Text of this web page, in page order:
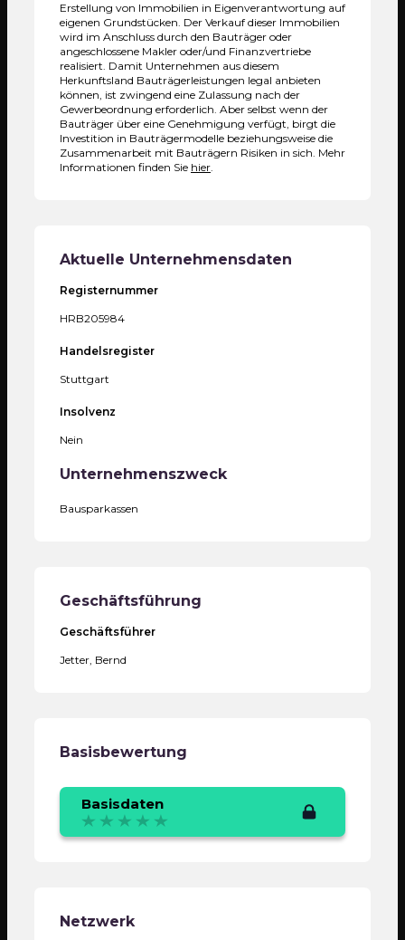
Erstellung von Immobilien in Eigenverantwortung auf
eigenen Grundstücken. Der Verkauf dieser Immobilien
wird im Anschluss durch den Bauträger oder
angeschlossene Makler oder/und Finanzvertriebe
realisiert. Damit Unternehmen aus diesem
Herkunftsland Bauträgerleistungen legal anbieten
können, ist zwingend eine Zulassung nach der
Gewerbeordnung erforderlich. Aber selbst wenn der
Bauträger über eine Genehmigung verfügt, birgt die
Investition in Bauträgermodelle beziehungsweise die
Zusammenarbeit mit Bauträgern Risiken in sich. Mehr
Informationen finden Sie hier
Aktuelle Unternehmensdaten
Registernummer
HRB205984
Handelsregister
Stuttgart
Insolvenz
Nein
Unternehmenszweck
Bausparkassen
Geschäftsführung
Geschäftsführer
Jetter, Bernd
Basisbewertung
Basisdaten
Netzwerk